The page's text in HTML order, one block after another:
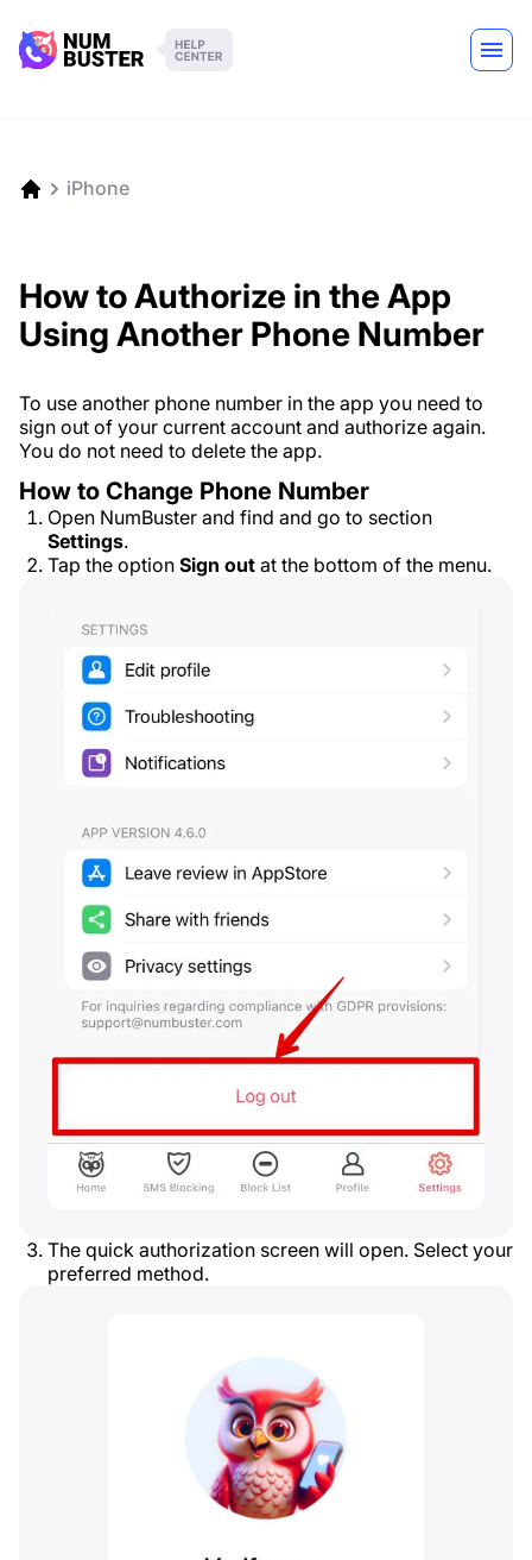
iPhone
How to Authorize in the App
Using Another Phone Number
To use another phone number in the app you need to
sign out of your current account and authorize again.
You do not need to delete the app.
How to Change Phone Number
Open NumBuster and find and go to section
Settings.
Tap the option Sign out at the bottom of the menu.
The quick authorization screen will open. Select your
preferred method.